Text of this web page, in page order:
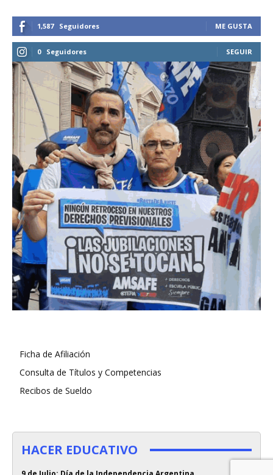
1,587 Seguidores ME GUSTA
0 Seguidores SEGUIR
Ficha de Afiliación
Consulta de Títulos y Competencias
Recibos de Sueldo
HACER EDUCATIVO